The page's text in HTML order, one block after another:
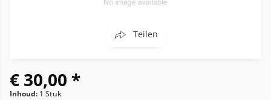
Teilen
€ 30,00 *
Inhoud: 1 Stuk